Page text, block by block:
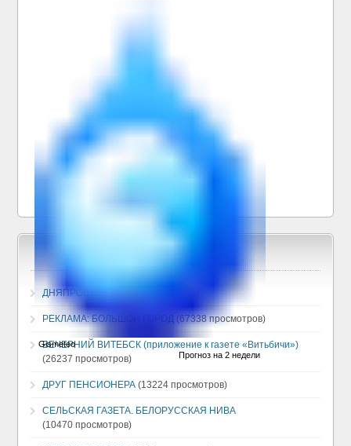
ДНЯПРОВЕЦ(130380 просмотров)
РЕКЛАМА: БОЛЬШОЙ ГОРОД (67338 просмотров)
ВЕЧЕРНИЙ ВИТЕБСК (приложение к газете «Витьбичи»)
(26237 просмотров)
ДРУГ ПЕНСИОНЕРА (13224 просмотров)
СЕЛЬСКАЯ ГАЗЕТА. БЕЛОРУССКАЯ НИВА
(10470 просмотров)